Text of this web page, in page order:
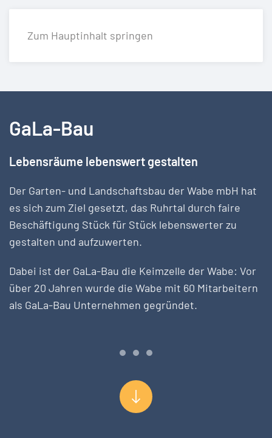
Zum Hauptinhalt springen
GaLa-Bau
Lebensräume lebenswert gestalten
Der Garten- und Landschaftsbau der Wabe mbH hat
es sich zum Ziel gesetzt, das Ruhrtal durch faire
Beschäftigung Stück für Stück lebenswerter zu
gestalten und aufzuwerten.
Dabei ist der GaLa-Bau die Keimzelle der Wabe: Vor
über 20 Jahren wurde die Wabe mit 60 Mitarbeitern
als GaLa-Bau Unternehmen gegründet.